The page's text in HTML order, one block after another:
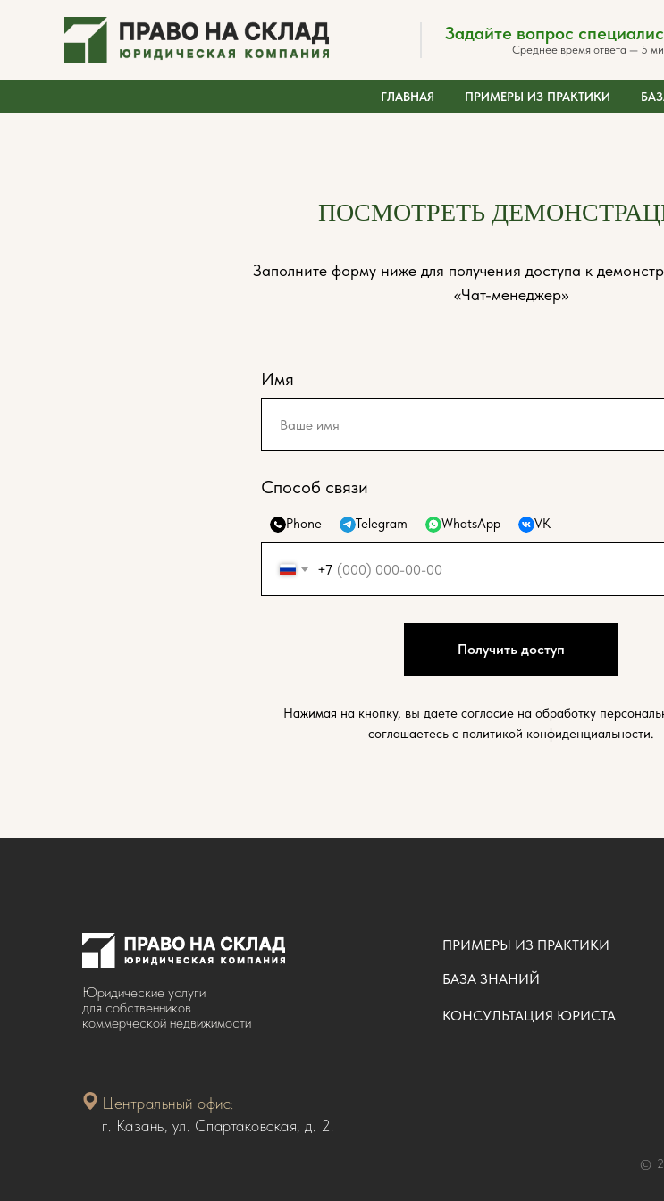
Среднее время ответа — 5
Задайте вопрос
ГЛАВНАЯ ПРИМЕРЫ ИЗ ПРАКТИКИ
ПОСМОТРЕТЬ
Заполните форму ниже для получения доступа к
«Чат-менеджер»
Имя
Способ связи
Phone Telegram WhatsApp VK
+7
Получить доступ
Нажимая на кнопку, вы даете согласие на обработку
соглашаетесь c политикой конфиденциальности.
Юридические услуги
для собственников
коммерческой недвижимости
©
Центральный офис:
г. Казань, ул. Спартаковская, д. 2.
КОНСУЛЬТАЦИЯ ЮРИСТА
БАЗА ЗНАНИЙ
ПРИМЕРЫ ИЗ ПРАКТИКИ